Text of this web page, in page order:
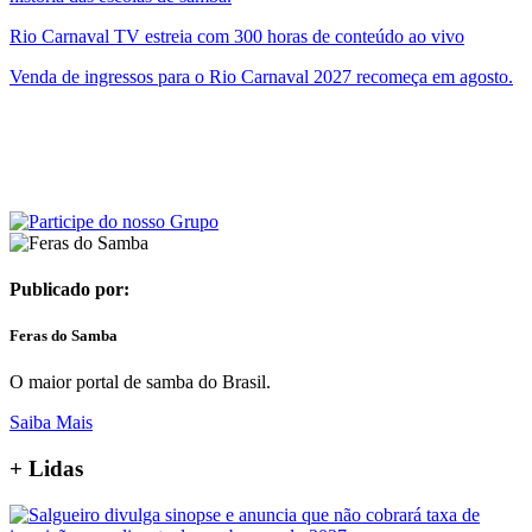
Rio Carnaval TV estreia com 300 horas de conteúdo ao vivo
Venda de ingressos para o Rio Carnaval 2027 recomeça em agosto.
Publicado por:
Feras do Samba
O maior portal de samba do Brasil.
Saiba Mais
+ Lidas